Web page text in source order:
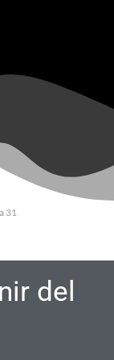
31
del